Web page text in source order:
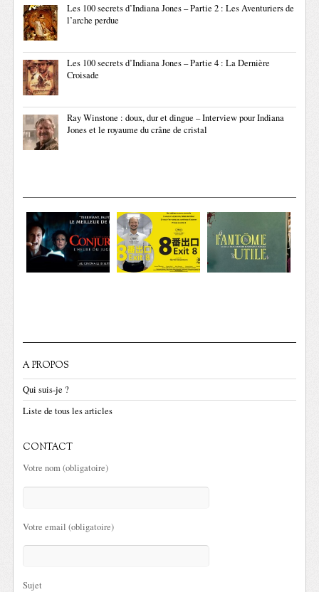
Les 100 secrets d’Indiana Jones – Partie 2 : Les Aventuriers de
l’arche perdue
Les 100 secrets d’Indiana Jones – Partie 4 : La Dernière
Croisade
Ray Winstone : doux, dur et dingue – Interview pour Indiana
Jones et le royaume du crâne de cristal
A PROPOS
Qui suis-je ?
Liste de tous les articles
CONTACT
Votre nom (obligatoire)
Votre email (obligatoire)
Sujet